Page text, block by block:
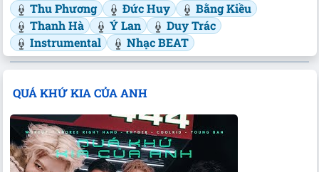
Thu Phương Đức Huy
Bằng Kiều
Thanh Hà
Ý Lan
Duy Trác
Instrumental
Nhạc BEAT
QUÁ KHỨ KIA CỦA ANH